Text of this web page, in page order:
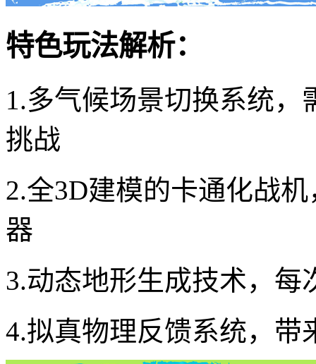
特色玩法解析：
1.多气候场景切换系统
挑战
2.全3D建模的卡通化战
器
3.动态地形生成技术，
4.拟真物理反馈系统，带